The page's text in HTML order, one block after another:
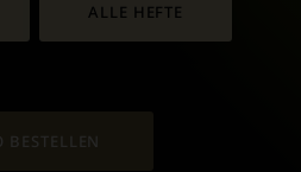
ALLE HEFTE
BESTELLEN